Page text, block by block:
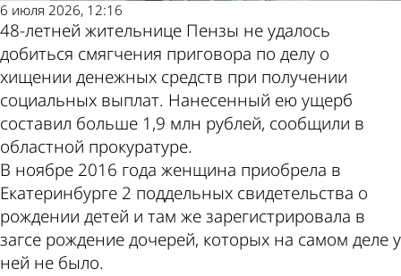
6 июля 2026, 12:16
48-летней жительнице Пензы не удалось
добиться смягчения приговора по делу о
хищении денежных средств при получении
социальных выплат. Нанесенный ею ущерб
составил больше 1,9 млн рублей, сообщили в
областной прокуратуре.
В ноябре 2016 года женщина приобрела в
Екатеринбурге 2 поддельных свидетельства о
рождении детей и там же зарегистрировала в
загсе рождение дочерей, которых на самом деле у
ней не было.